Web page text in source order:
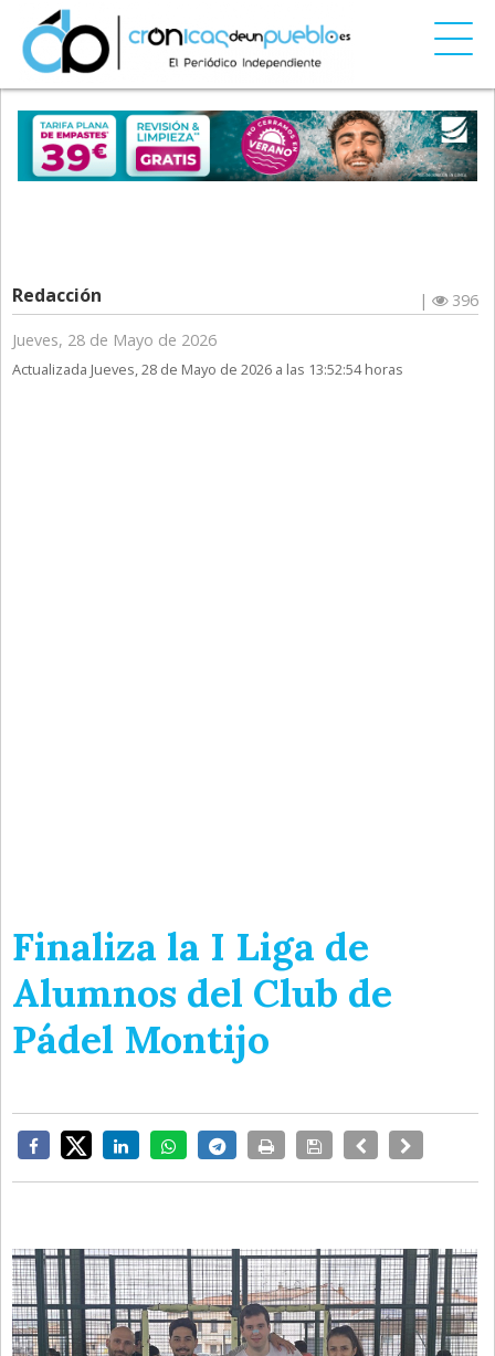
Redacción |
396
Jueves, 28 de Mayo de 2026
Actualizada Jueves, 28 de Mayo de 2026 a las 13:52:54 horas
Finaliza la I Liga de
Alumnos del Club de
Pádel Montijo